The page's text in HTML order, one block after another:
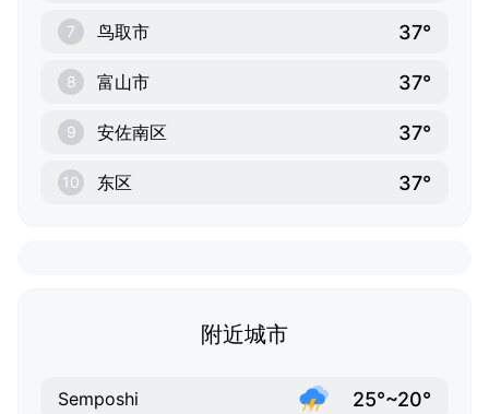
7 鸟取市 37°
8 富山市 37°
9 安佐南区 37°
10 东区 37°
附近城市
Semposhi 25°~20°